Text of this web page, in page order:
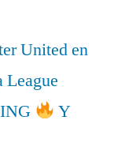
United en
League
Y